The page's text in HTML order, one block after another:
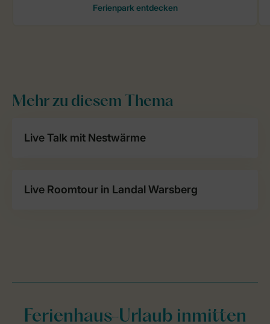
Mehr zu diesem Thema
Live Talk mit Nestwärme
Live Roomtour in Landal Warsberg
Ferienhaus-Urlaub inmitten